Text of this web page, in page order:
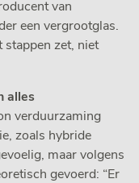
van
een vergrootglas.
stappen zet, niet
alles
verduurzaming
zoals hybride
maar volgens
gevoerd: “Er